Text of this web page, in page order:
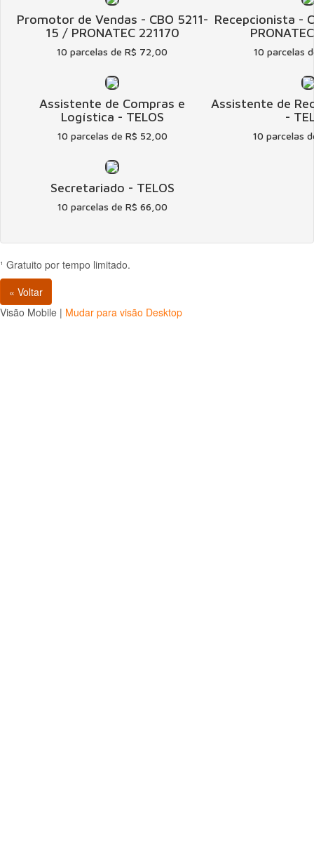
Promotor de Vendas - CBO 5211-
15 / PRONATEC 221170
10 parcelas de R$ 72,00
Recepcionista -
10 parcelas
Assistente de Compras e
Logística - TELOS
10 parcelas de R$ 52,00
Assistente de
-
10 parcelas
Secretariado - TELOS
10 parcelas de R$ 66,00
¹ Gratuito por tempo limitado.
« Voltar
Visão Mobile | Mudar para visão Desktop